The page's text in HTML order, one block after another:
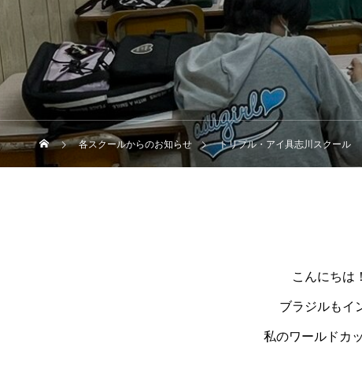
各スクールからのお知らせ トリプル・アイ具志川スクール
こんにちは
ブラジルもイ
私のワールドカ